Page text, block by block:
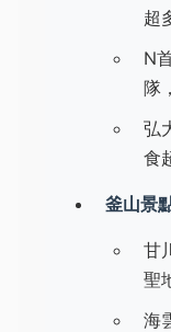
超
N
隊
弘
食
釜山景
甘
聖
海